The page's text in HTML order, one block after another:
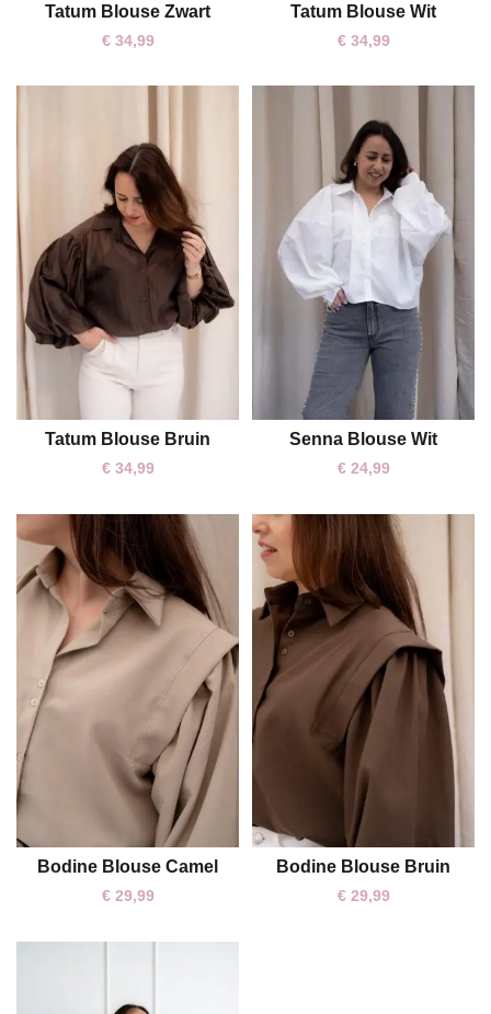
One size
Tatum Blouse Zwart
€34,99
One size
Tatum Blouse Wit
€34,99
One size
Tatum Blouse Bruin
€34,99
One size
Senna Blouse Wit
€24,99
One size
Bodine Blouse Camel
€29,99
One size
Bodine Blouse Bruin
€29,99